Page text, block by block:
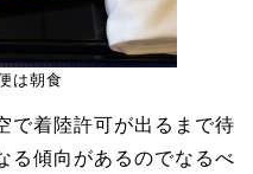
は朝食
で着陸許可が出るまで待
る傾向があるのでなるべ